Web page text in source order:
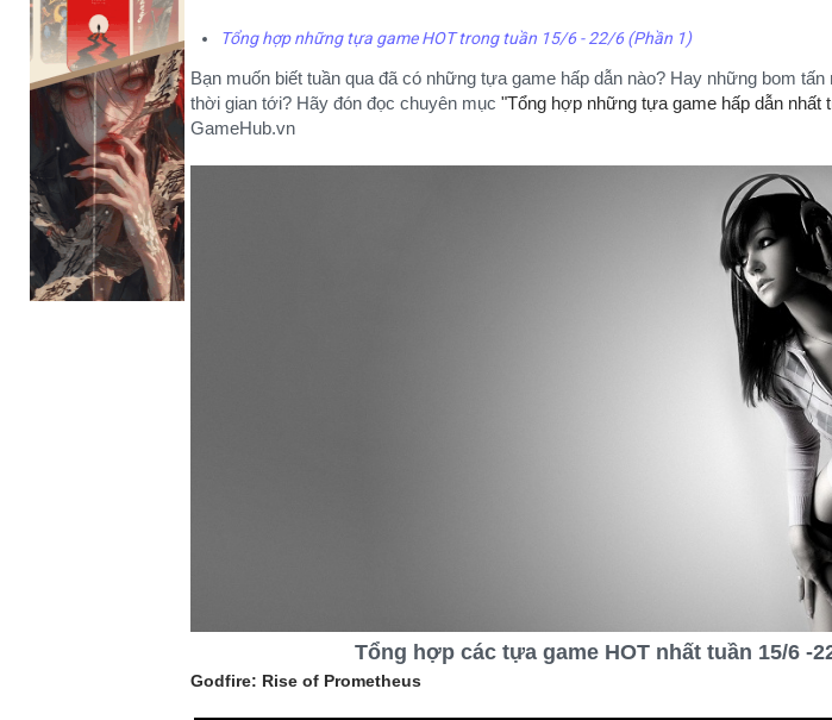
Tổng hợp những tựa game HOT trong tuần 15/6 - 22/6 (Phần 1)
Bạn muốn biết tuần qua đã có những tựa game hấp dẫn nào? Hay những bom tấn
thời gian tới? Hãy đón đọc chuyên mục "Tổng hợp những tựa game hấp dẫn nhất
GameHub.vn
Tổng hợp các tựa game HOT nhất tuần 15/6 -
Godfire: Rise of Prometheus